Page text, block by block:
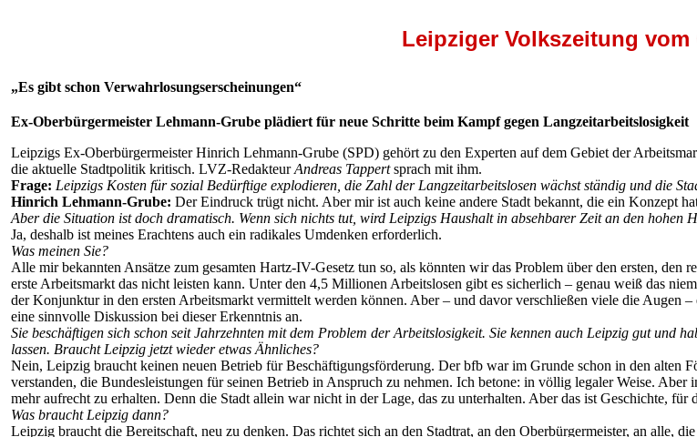
Leipziger Volkszeitung vom
„Es gibt schon Verwahrlosungserscheinungen“
Ex-Oberbürgermeister Lehmann-Grube plädiert für neue Schritte beim Kampf gegen Langzeitarbeitslosigkeit
Leipzigs Ex-Oberbürgermeister Hinrich Lehmann-Grube (SPD) gehört zu den Experten auf dem Gebiet der
die aktuelle Stadtpolitik kritisch. LVZ-RedakteurAndreas Tappertsprach mit ihm.
Frage: Leipzigs Kosten für sozial Bedürftige explodieren, die Zahl der Langzeitarbeitslosen wächst ständig und die
Hinrich Lehmann-Grube: Der Eindruck trügt nicht. Aber mir ist auch keine andere Stadt bekannt, die ein Konzept
Aber die Situation ist doch dramatisch. Wenn sich nichts tut, wird Leipzigs Haushalt in absehbarer Zeit an den hohen
Ja, deshalb ist meines Erachtens auch ein radikales Umdenken erforderlich.
Was meinen Sie?
Alle mir bekannten Ansätze zum gesamten Hartz-IV-Gesetz tun so, als könnten wir das Problem über den ersten, den
erste Arbeitsmarkt das nicht leisten kann. Unter den 4,5 Millionen Arbeitslosen gibt es sicherlich – genau weiß das
der Konjunktur in den ersten Arbeitsmarkt vermittelt werden können. Aber – und davor verschließen viele die Augen
eine sinnvolle Diskussion bei dieser Erkenntnis an.
Sie beschäftigen sich schon seit Jahrzehnten mit dem Problem der Arbeitslosigkeit. Sie kennen auch Leipzig gut und
lassen. Braucht Leipzig jetzt wieder etwas Ähnliches?
Nein, Leipzig braucht keinen neuen Betrieb für Beschäftigungsförderung. Der bfb war im Grunde schon in den alten
verstanden, die Bundesleistungen für seinen Betrieb in Anspruch zu nehmen. Ich betone: in völlig legaler Weise.
mehr aufrecht zu erhalten. Denn die Stadt allein war nicht in der Lage, das zu unterhalten. Aber das ist Geschichte, für
Was braucht Leipzig dann?
Leipzig braucht die Bereitschaft, neu zu denken. Das richtet sich an den Stadtrat, an den Oberbürgermeister, an alle,